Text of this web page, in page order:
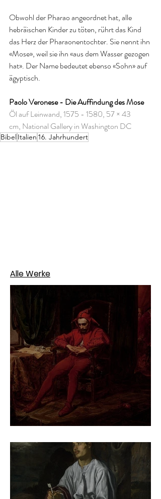
Obwohl der Pharao angeordnet hat, alle
hebräischen Kinder zu töten, rührt das Kind
das Herz der Pharaonentochter. Sie nennt ihn
«Mose», weil sie ihn «aus dem Wasser gezogen
hat». Der Name bedeutet ebenso «Sohn» auf
ägyptisch.
Paolo Veronese - Die Auffindung des Mose
Öl auf Leinwand, 1575 - 1580, 57 × 43
cm, National Gallery in Washington DC
BibelItalien 16. Jahrhundert
Alle Werke